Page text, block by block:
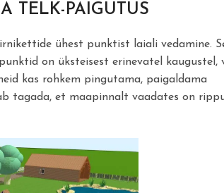
TELK-PAIGUTUS
ühest punktist laiali vedamine.
on üksteisest erinevatel kaugustel,
kas rohkem pingutama, paigaldama
tagada, et maapinnalt vaadates on